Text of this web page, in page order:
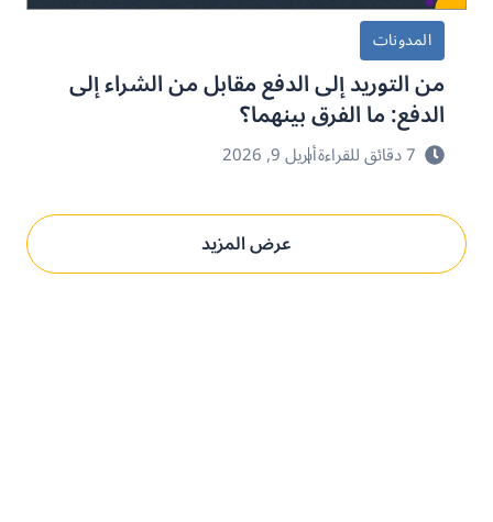
المدونات
من التوريد إلى الدفع مقابل من الشراء إلى
الدفع: ما الفرق بينهما؟
7 دقائق للقراءة أبريل 9, 2026
عرض المزيد